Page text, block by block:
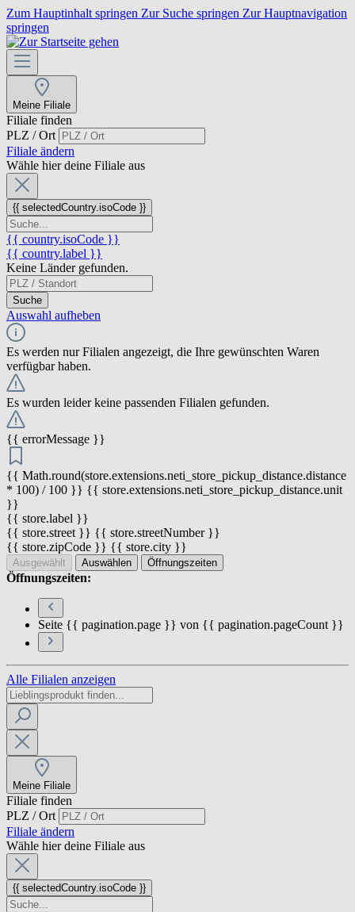
Zum Hauptinhalt springen Zur Suche springen Zur Hauptnavigation
springen
Meine Filiale
Filiale finden
PLZ / Ort
Filiale ändern
Wähle hier deine Filiale aus
{{ selectedCountry.isoCode }}
{{ country.isoCode }}
{{ country.label }}
Keine Länder gefunden.
Suche
Auswahl aufheben
Es werden nur Filialen angezeigt, die Ihre gewünschten Waren
verfügbar haben.
Es wurden leider keine passenden Filialen gefunden.
{{ errorMessage }}
{{ Math.round(store.extensions.neti_store_pickup_distance.distance
* 100) / 100 }} {{ store.extensions.neti_store_pickup_distance.unit
}}
{{ store.label }}
{{ store.street }} {{ store.streetNumber }}
{{ store.zipCode }} {{ store.city }}
Ausgewählt Auswählen Öffnungszeiten
Öffnungszeiten:
Seite {{ pagination.page }} von {{ pagination.pageCount }}
Alle Filialen anzeigen
Meine Filiale
Filiale finden
PLZ / Ort
Filiale ändern
Wähle hier deine Filiale aus
{{ selectedCountry.isoCode }}